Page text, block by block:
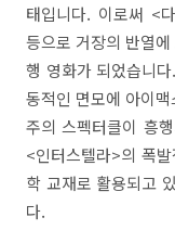
태입니다. 이로써 <
등으로 거장의 반열
행 영화가 되었습니
동적인 면모에 아이
주의 스펙터클이 흥
<인터스텔라>의 폭
학 교재로 활용되고
다.